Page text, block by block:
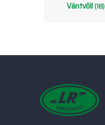
Väntvõll (18)